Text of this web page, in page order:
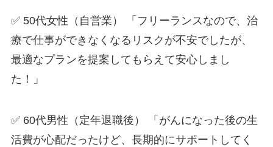
✅ 50代女性（自営業） 「フリーランスなので、治
療で仕事ができなくなるリスクが不安でしたが、
最適なプランを提案してもらえて安心しまし
た！」
✅ 60代男性（定年退職後） 「がんになった後の生
活費が心配だったけど、長期的にサポートしてく